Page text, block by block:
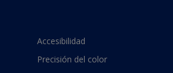
Accesibilidad
Precisión del color